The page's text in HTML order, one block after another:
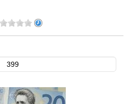
399